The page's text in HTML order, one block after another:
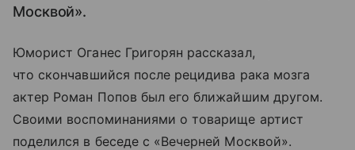
Москвой».
Юморист Оганес Григорян рассказал,
что скончавшийся после рецидива рака мозга
актер Роман Попов был его ближайшим другом.
Своими воспоминаниями о товарище артист
поделился в беседе с «Вечерней Москвой».